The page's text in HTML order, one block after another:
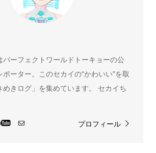
パーフェクトワールドトーキョーの公
ーター。このセカイの“かわいい”を取
めきログ」を集めています。 セカイち
プロフィール